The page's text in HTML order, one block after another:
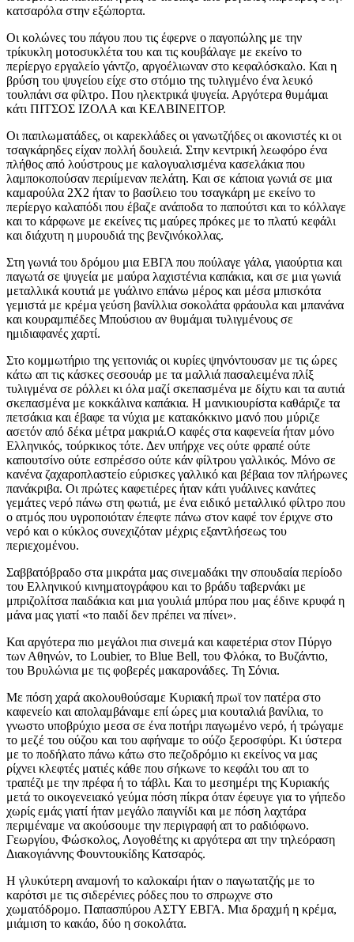
κατσαρόλα στην εξώπορτα.
Οι κολώνες του πάγου που τις έφερνε ο παγοπώλης με την
τρίκυκλη μοτοσυκλέτα του και τις κουβάλαγε με εκείνο το
περίεργο εργαλείο γάντζο, αργοέλιωναν στο κεφαλόσκαλο. Και η
βρύση του ψυγείου είχε στο στόμιο της τυλιγμένο ένα λευκό
τουλπάνι σα φίλτρο. Που ηλεκτρικά ψυγεία. Αργότερα θυμάμαι
κάτι ΠΙΤΣΟΣ ΙΖΟΛΑ και ΚΕΛΒΙΝΕΙΤΟΡ.
Οι παπλωματάδες, οι καρεκλάδες οι γανωτζήδες οι ακονιστές κι οι
τσαγκάρηδες είχαν πολλή δουλειά. Στην κεντρική λεωφόρο ένα
πλήθος από λούστρους με καλογυαλισμένα κασελάκια που
λαμποκοπούσαν περιίμεναν πελάτη. Και σε κάποια γωνιά σε μια
καμαρούλα 2Χ2 ήταν το βασίλειο του τσαγκάρη με εκείνο το
περίεργο καλαπόδι που έβαζε ανάποδα το παπούτσι και το κόλλαγε
και το κάρφωνε με εκείνες τις μαύρες πρόκες με το πλατύ κεφάλι
και διάχυτη η μυρουδιά της βενζινόκολλας.
Στη γωνιά του δρόμου μια ΕΒΓΑ που πούλαγε γάλα, γιαούρτια και
παγωτά σε ψυγεία με μαύρα λαχιστένια καπάκια, και σε μια γωνιά
μεταλλικά κουτιά με γυάλινο επάνω μέρος και μέσα μπισκότα
γεμιστά με κρέμα γεύση βανίλλια σοκολάτα φράουλα και μπανάνα
και κουραμπιέδες Μπούσιου αν θυμάμαι τυλιγμένους σε
ημιδιαφανές χαρτί.
Στο κομμωτήριο της γειτονιάς οι κυρίες ψηνόντουσαν με τις ώρες
κάτω απ τις κάσκες σεσουάρ με τα μαλλιά πασαλειμένα πλίξ
τυλιγμένα σε ρόλλει κι όλα μαζί σκεπασμένα με δίχτυ και τα αυτιά
σκεπασμένα με κοκκάλινα καπάκια. Η μανικιουρίστα καθάριζε τα
πετσάκια και έβαφε τα νύχια με κατακόκκινο μανό που μύριζε
ασετόν από δέκα μέτρα μακριά.Ο καφές στα καφενεία ήταν μόνο
Ελληνικός, τούρκικος τότε. Δεν υπήρχε νες ούτε φραπέ ούτε
καπουτσίνο ούτε εσπρέσσο ούτε κάν φίλτρου γαλλικός. Μόνο σε
κανένα ζαχαροπλαστείο εύρισκες γαλλικό και βέβαια τον πλήρωνες
πανάκριβα. Οι πρώτες καφετιέρες ήταν κάτι γυάλινες κανάτες
γεμάτες νερό πάνω στη φωτιά, με ένα ειδικό μεταλλικό φίλτρο που
ο ατμός που υγροποιόταν έπεφτε πάνω στον καφέ τον έριχνε στο
νερό και ο κύκλος συνεχιζόταν μέχρις εξαντλήσεως του
περιεχομένου.
Σαββατόβραδο στα μικράτα μας σινεμαδάκι την σπουδαία περίοδο
του Ελληνικού κινηματογράφου και το βράδυ ταβερνάκι με
μπριζολίτσα παιδάκια και μια γουλιά μπύρα που μας έδινε κρυφά η
μάνα μας γιατί «το παιδί δεν πρέπει να πίνει».
Και αργότερα πιο μεγάλοι πια σινεμά και καφετέρια στον Πύργο
των Αθηνών, το Loubier, το Blue Bell, του Φλόκα, το Βυζάντιο,
του Βρυλώνια με τις φοβερές μακαρονάδες. Τη Σόνια.
Με πόση χαρά ακολουθούσαμε Κυριακή πρωϊ τον πατέρα στο
καφενείο και απολαμβάναμε επί ώρες μια κουταλιά βανίλια, το
γνωστο υποβρύχιο μεσα σε ένα ποτήρι παγωμένο νερό, ή τρώγαμε
το μεζέ του ούζου και του αφήναμε το ούζο ξεροσφύρι. Κι ύστερα
με το ποδήλατο πάνω κάτω στο πεζοδρόμιο κι εκείνος να μας
ρίχνει κλεφτές ματιές κάθε που σήκωνε το κεφάλι του απ το
τραπέζι με την πρέφα ή το τάβλι. Και το μεσημέρι της Κυριακής
μετά το οικογενειακό γεύμα πόση πίκρα όταν έφευγε για το γήπεδο
χωρίς εμάς γιατί ήταν μεγάλο παιγνίδι και με πόση λαχτάρα
περιμέναμε να ακούσουμε την περιγραφή απ το ραδιόφωνο.
Γεωργίου, Φώσκολος, Λογοθέτης κι αργότερα απ την τηλεόραση
Διακογιάννης Φουντουκίδης Κατσαρός.
Η γλυκύτερη αναμονή το καλοκαίρι ήταν ο παγωτατζής με το
καρότσι με τις σιδερένιες ρόδες που το σπρωχνε στο
χωματόδρομο. Παπασπύρου ΑΣΤΥ ΕΒΓΑ. Μια δραχμή η κρέμα,
μιάμιση το κακάο, δύο η σοκολάτα.